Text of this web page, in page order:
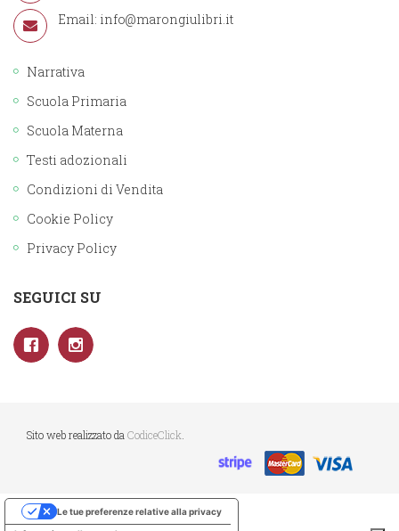
Email: info@marongiulibri.it
Narrativa
Scuola Primaria
Scuola Materna
Testi adozionali
Condizioni di Vendita
Cookie Policy
Privacy Policy
SEGUICI SU
Sito web realizzato da CodiceClick
Le tue preferenze relative alla privacy